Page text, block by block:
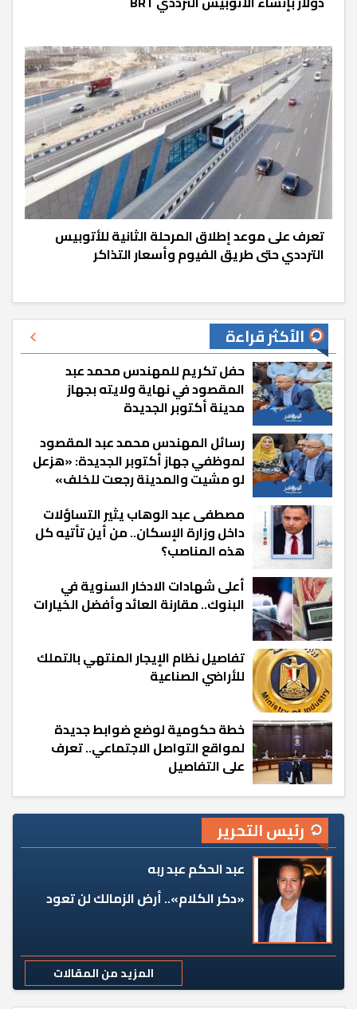
تعرف على موعد إطلاق المرحلة الثانية للأتوبيس
الترددي حتى طريق الفيوم وأسعار التذاكر
الأكثر قراءة
حفل تكريم للمهندس محمد عبد
المقصود في نهاية ولايته بجهاز
مدينة أكتوبر الجديدة
رسائل المهندس محمد عبد المقصود
لموظفي جهاز أكتوبر الجديدة: «هزعل
لو مشيت والمدينة رجعت للخلف»
مصطفى عبد الوهاب يثير التساؤلات
داخل وزارة الإسكان.. من أين تأتيه كل
هذه المناصب؟
أعلى شهادات الادخار السنوية في
البنوك.. مقارنة العائد وأفضل الخيارات
تفاصيل نظام الإيجار المنتهي بالتملك
للأراضي الصناعية
خطة حكومية لوضع ضوابط جديدة
لمواقع التواصل الاجتماعي.. تعرف
على التفاصيل
رئيس التحرير
عبد الحكم عبد ربه
«دكر الكلام».. أرض الزمالك لن تعود
المزيد من المقالات